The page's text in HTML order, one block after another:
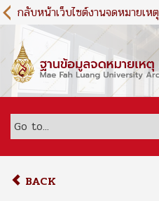
S
k
m
c
กลับหน้าเว็บไซต์งานจดหมายเหตุ
BACK